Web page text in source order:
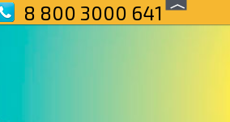
8 800 3000 641